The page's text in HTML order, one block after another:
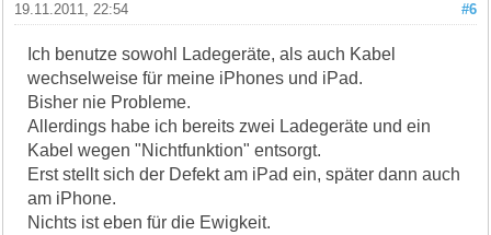
#6
19.11.2011, 22:54
Ich benutze sowohl Ladegeräte, als auch Kabel
wechselweise für meine iPhones und iPad.
Bisher nie Probleme.
Allerdings habe ich bereits zwei Ladegeräte und ein
Kabel wegen "Nichtfunktion" entsorgt.
Erst stellt sich der Defekt am iPad ein, später dann auch
am iPhone.
Nichts ist eben für die Ewigkeit.